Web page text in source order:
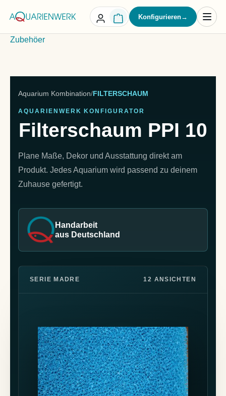
springen
Konfigurieren→
Zubehöer
Aquarium Kombination/FILTERSCHAUM
AQUARIENWERK KONFIGURATOR
Filterschaum PPI 10
Plane Maße, Dekor und Ausstattung direkt am
Produkt. Jedes Aquarium wird passend zu deinem
Zuhause gefertigt.
Handarbeit
aus Deutschland
SERIE MADRE 12 ANSICHTEN